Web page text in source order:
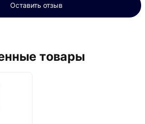
Оставить отзыв
товары